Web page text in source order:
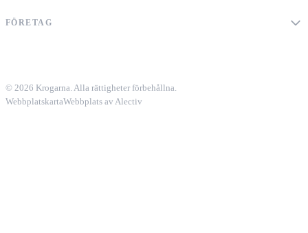
FÖRETAG
© 2026 Krogarna. Alla rättigheter förbehållna.
WebbplatskartaWebbplats av Alectiv